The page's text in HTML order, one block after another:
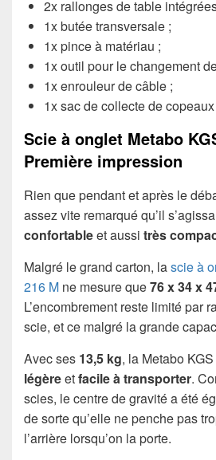
2x rallonges de table
1x butée transversale ;
1x pince à matériau ;
1x outil pour le changement
1x enrouleur de câble ;
1x sac de collecte de
Scie à onglet Metabo
Première impression
Rien que pendant et après le
assez vite remarqué qu’il
confortableet aussi très
Malgré le grand carton, lascie à
216 M ne mesure que76 x 34 x
L’encombrement reste limité par
scie, et ce malgré la grande
Avec ses 13,5 kg, la Metabo
légèreetfacile à transporter.
scies, le centre de gravité a été
de sorte qu’elle ne penche pas
l’arrière lorsqu’on la porte.